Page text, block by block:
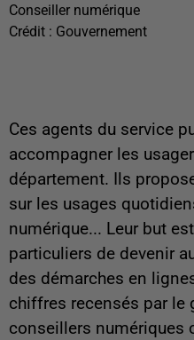
Conseiller numérique
Crédit : Gouvernement
Ces agents du service
accompagner les
département. Ils
sur les usages
numérique... Leur but
particuliers de devenir
des démarches en
chiffres recensés par le
conseillers numériques